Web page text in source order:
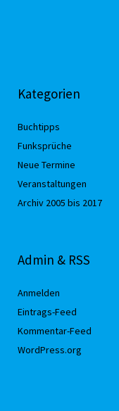
Kategorien
Buchtipps
Funksprüche
Neue Termine
Veranstaltungen
Archiv 2005 bis 2017
Admin & RSS
Anmelden
Eintrags-Feed
Kommentar-Feed
WordPress.org